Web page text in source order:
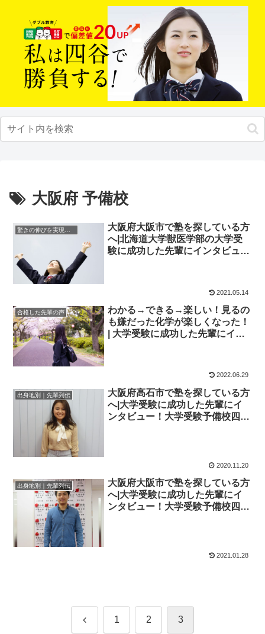
大阪府 予備校
大阪府大阪市で塾を探している方
へ|北海道大学獣医学部の大学受
験に成功した先輩にインタビュ
2021.05.14
合格した先輩の声
わかる→できる→楽しい！見るの
も嫌だった化学が楽しくなった！
| 大学受験に成功した先輩にイン
2022.06.29
出身地別｜先輩列伝
大阪府高石市で塾を探している方
へ|大学受験に成功した先輩にイ
ンタビュー！大学受験予備校四谷
2020.11.20
出身地別｜先輩列伝
大阪府大阪市で塾を探している方
へ|大学受験に成功した先輩にイ
ンタビュー！大学受験予備校四谷
2021.01.28
前 1 2 3